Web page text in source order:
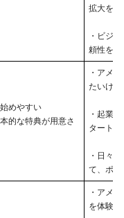
拡大を目
・ビジ
頼性を高
めやすい
的な特典が用意さ
・アメ
たいけれ
・起業
タートア
・日々
て、ポイ
・アメ
を体験